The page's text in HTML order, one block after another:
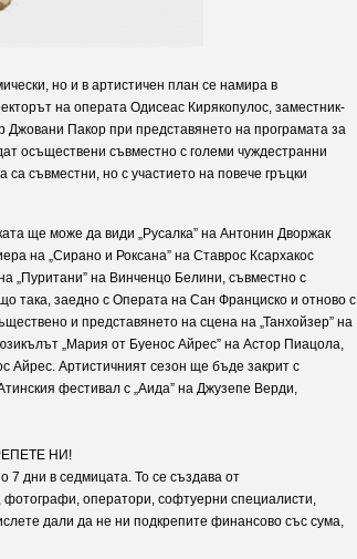
но и в артистичен план се намира в
на операта Одисеас Кирякопулос, заместник-
Пакор при представянето на програмата за
осъществени съвместно с големи чуждестранни
съвместни, но с участието на повече гръцки
ще може да види „Русалка” на Антонин Дворжак
на „Сирано и Роксана” на Ставрос Ксархакос
„Пуритани” на Винченцо Белини, съвместно с
така, заедно с Операта на Сан Франциско и отново с
и представянето на сцена на „Танхойзер” на
„Мария от Буенос Айрес” на Астор Пиацола,
Айрес. Артистичният сезон ще бъде закрит с
фестивал с „Аида” на Джузепе Верди,
НИ!
7 дни в седмицата. То се създава от
оператори, софтуерни специалисти,
дали да не ни подкрепите финансово със сума,